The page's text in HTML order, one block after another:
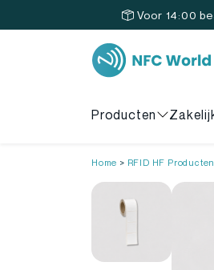
Voor 14:00
Producten
Home > RFID HF Producten